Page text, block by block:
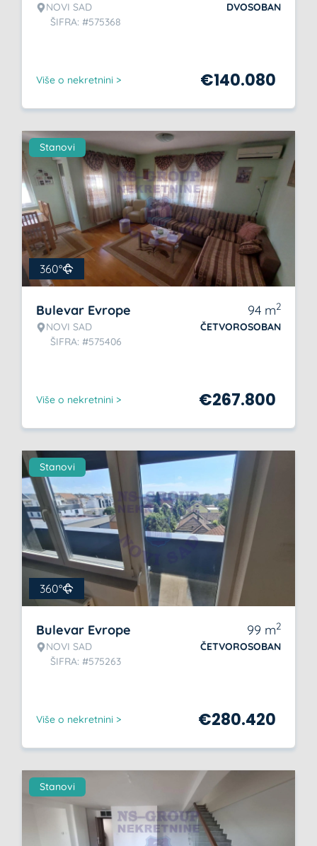
NOVI SAD
ŠIFRA: #575368
DVOSOBAN
Više o nekretnini > €140.080
Stanovi
360°
Bulevar Evrope
NOVI SAD
ŠIFRA: #575406
94 m2
ČETVOROSOBAN
Više o nekretnini > €267.800
Stanovi
360°
Bulevar Evrope
NOVI SAD
ŠIFRA: #575263
99 m2
ČETVOROSOBAN
Više o nekretnini > €280.420
Stanovi